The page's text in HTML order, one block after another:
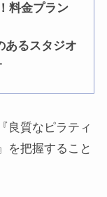
料金プラン
あるスタジオ
良質なピラティ
を把握すること